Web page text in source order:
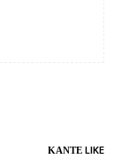
ΚΆΝΤΕ LIKE